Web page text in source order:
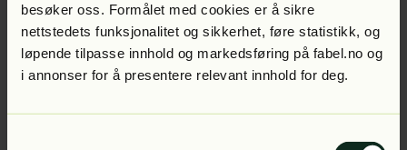
besøker oss. Formålet med cookies er å sikre
nettstedets funksjonalitet og sikkerhet, føre statistikk, og
løpende tilpasse innhold og markedsføring på fabel.no og
i annonser for å presentere relevant innhold for deg.